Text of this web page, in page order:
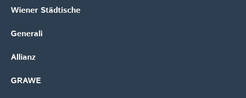
Wiener Städtische
Generali
Allianz
GRAWE